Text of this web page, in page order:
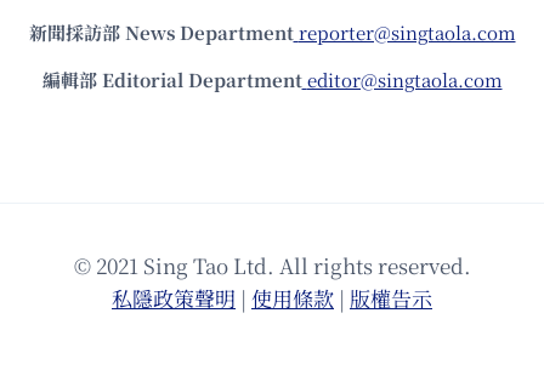
新聞採訪部 News Department reporter@singtaola.com
編輯部 Editorial Department editor@singtaola.com
© 2021 Sing Tao Ltd. All rights reserved.
私隱政策聲明 | 使⽤條款 | 版權告⽰